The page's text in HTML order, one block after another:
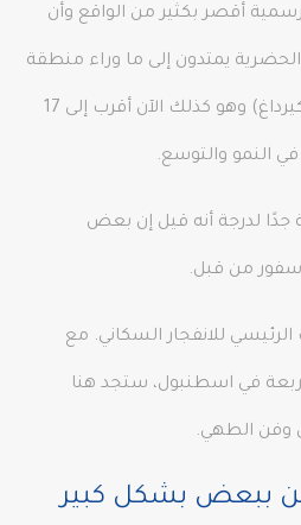
أقصر بكثير من الواقع وأن
يمتدون إلى ما وراء منطقة
اسطنبول (إزميت، يالوفا، تكيرداغ) وهو كذلك الآن أقرب إلى 17
النمو والتوسع.
جدًا لدرجة أنه قيل إن بعض
من قبل.
للانفجار السكاني. مع
في اسطنبول، ستجد هنا
وفن الطهي.
ببعض بشكل كبير